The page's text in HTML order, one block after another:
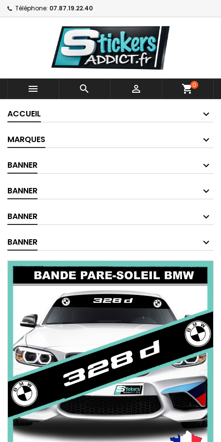
Téléphone: 07.87.19.22.40
   shopping_cart0
ACCUEIL
MARQUES
BANNER
BANNER
BANNER
BANNER